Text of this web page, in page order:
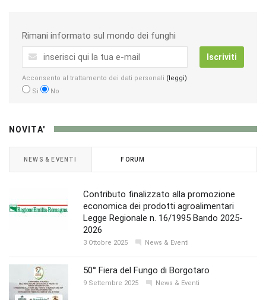
Rimani informato sul mondo dei funghi
Iscriviti
Acconsento al trattamento dei dati personali (leggi)
Si
No
NOVITA'
NEWS & EVENTI FORUM
Contributo finalizzato alla promozione
economica dei prodotti agroalimentari
Legge Regionale n. 16/1995 Bando 2025-
2026
3 Ottobre 2025 News & Eventi
50° Fiera del Fungo di Borgotaro
9 Settembre 2025 News & Eventi